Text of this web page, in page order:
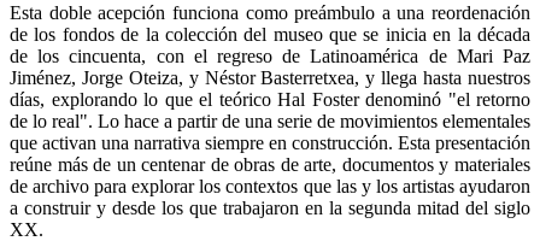
Esta doble acepción funciona como preámbulo a una reordenación
de los fondos de la colección del museo que se inicia en la década
de los cincuenta, con el regreso de Latinoamérica de Mari Paz
Jiménez, Jorge Oteiza, y Néstor Basterretxea, y llega hasta nuestros
días, explorando lo que el teórico Hal Foster denominó "el retorno
de lo real". Lo hace a partir de una serie de movimientos elementales
que activan una narrativa siempre en construcción. Esta presentación
reúne más de un centenar de obras de arte, documentos y materiales
de archivo para explorar los contextos que las y los artistas ayudaron
a construir y desde los que trabajaron en la segunda mitad del siglo
XX.